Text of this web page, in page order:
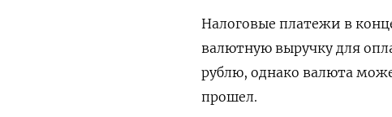
Налоговые платежи в
валютную выручку для
рублю, однако валюта
прошел.